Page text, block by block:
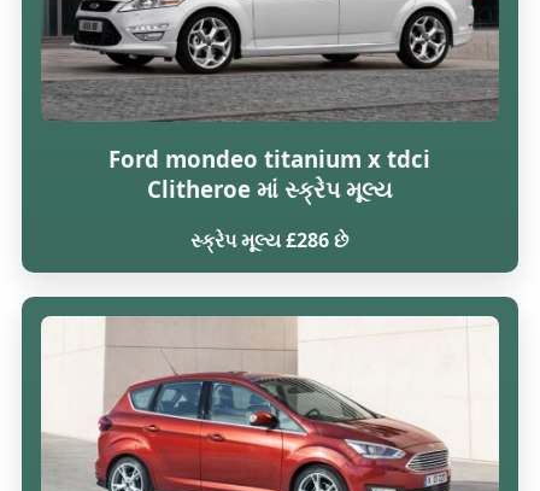
Ford mondeo titanium x tdci
Clitheroe માં સ્ક્રેપ મૂલ્ય
સ્ક્રેપ મૂલ્ય £286 છે